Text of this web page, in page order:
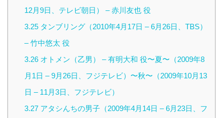
12月9日、テレビ朝日） – 赤川友也 役
3.25タンブリング（2010年4月17日 – 6月26日、TBS）
– 竹中悠太 役
3.26オトメン（乙男） – 有明大和 役〜夏〜（2009年8
月1日 – 9月26日、フジテレビ）〜秋〜（2009年10月13
日 – 11月3日、フジテレビ）
3.27アタシんちの男子（2009年4月14日 – 6月23日、フ